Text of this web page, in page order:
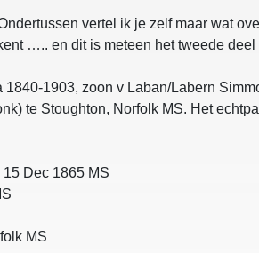
vertel ik je zelf maar wat
….. en dit is meteen het tweede deel
1840-1903, zoon v Laban/Labern
te Stoughton, Norfolk MS. Het
Dec 1865 MS
MS